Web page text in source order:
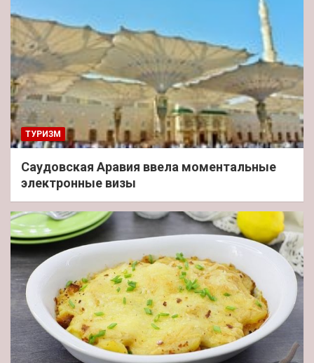
ТУРИЗМ
Саудовская Аравия ввела моментальные
электронные визы